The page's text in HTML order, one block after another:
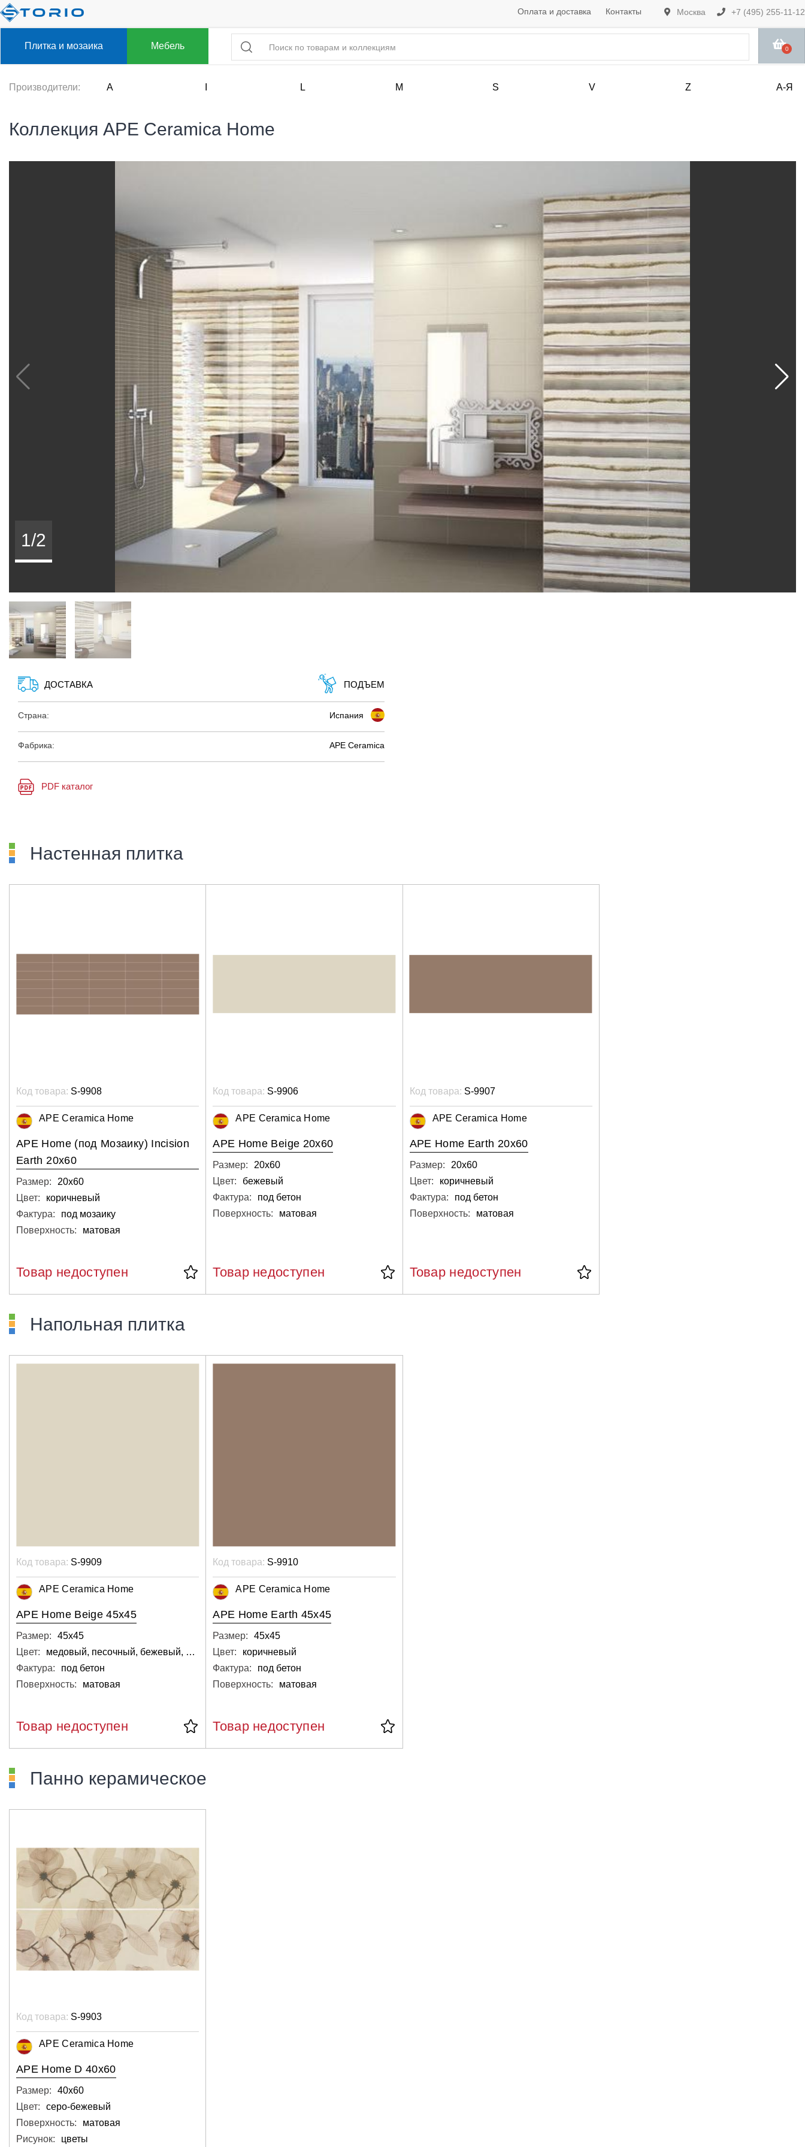
Москва +7 (495) 255-11-12
Оплата и доставка Контакты
Плитка и мозаика Мебель 0
Производители: A L M S V Z А-Я
Коллекция APE Ceramica Home
1/2
ДОСТАВКА ПОДЪЕМ
Страна: Испания
Фабрика: APE Ceramica
PDF каталог
Настенная плитка
Код товара: S-9908
APE Ceramica Home
APE Home (под Мозаику) Incision
Earth 20x60
Размер:
20х60
Цвет:
коричневый
Фактура:
под мозаику
Поверхность:
матовая
Товар недоступен
Код товара: S-9906
APE Ceramica Home
APE Home Beige 20x60
Размер:
20х60
Цвет:
бежевый
Фактура:
под бетон
Поверхность:
матовая
Товар недоступен
Код товара: S-9907
APE Ceramica Home
APE Home Earth 20x60
Размер:
20х60
Цвет:
коричневый
Фактура:
под бетон
Поверхность:
матовая
Товар недоступен
Напольная плитка
Код товара: S-9909
APE Ceramica Home
APE Home Beige 45x45
Размер:
45х45
Цвет:
медовый, песочный, бежевый, светлый
Фактура:
под бетон
Поверхность:
матовая
Товар недоступен
Код товара: S-9910
APE Ceramica Home
APE Home Earth 45x45
Размер:
45х45
Цвет:
коричневый
Фактура:
под бетон
Поверхность:
матовая
Товар недоступен
Панно керамическое
Код товара: S-9903
APE Ceramica Home
APE Home D 40x60
Размер:
40х60
Цвет:
серо-бежевый
Поверхность:
матовая
Рисунок:
цветы